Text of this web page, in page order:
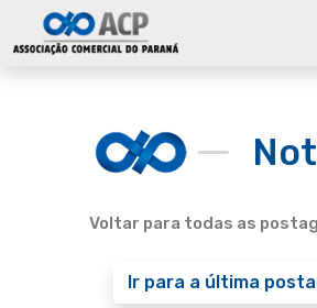
Voltar para todas as
Ir para a última